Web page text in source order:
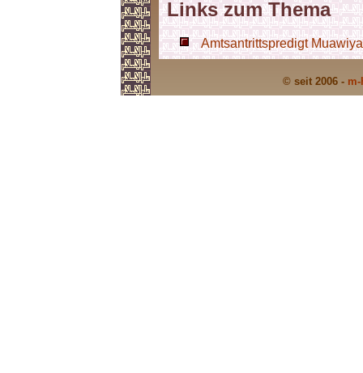
Links zum Thema
Amtsantrittspredigt
© seit 2006 -